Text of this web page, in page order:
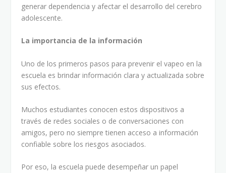
generar dependencia y afectar el desarrollo del cerebro
adolescente.
La importancia de la información
Uno de los primeros pasos para prevenir el vapeo en la
escuela es brindar información clara y actualizada sobre
sus efectos.
Muchos estudiantes conocen estos dispositivos a
través de redes sociales o de conversaciones con
amigos, pero no siempre tienen acceso a información
confiable sobre los riesgos asociados.
Por eso, la escuela puede desempeñar un papel